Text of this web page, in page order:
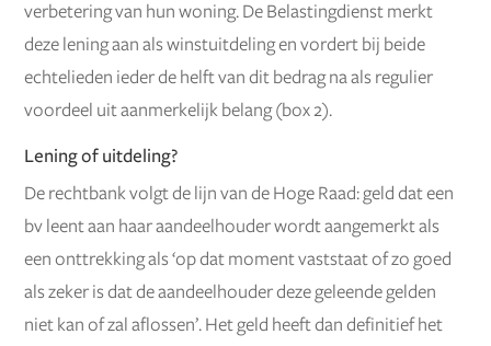
verbetering van hun woning. De Belastingdienst merkt
deze lening aan als winstuitdeling en vordert bij beide
echtelieden ieder de helft van dit bedrag na als regulier
voordeel uit aanmerkelijk belang (box 2).
Lening of uitdeling?
De rechtbank volgt de lijn van de Hoge Raad: geld dat een
bv leent aan haar aandeelhouder wordt aangemerkt als
een onttrekking als ‘op dat moment vaststaat of zo goed
als zeker is dat de aandeelhouder deze geleende gelden
niet kan of zal aflossen’. Het geld heeft dan definitief het